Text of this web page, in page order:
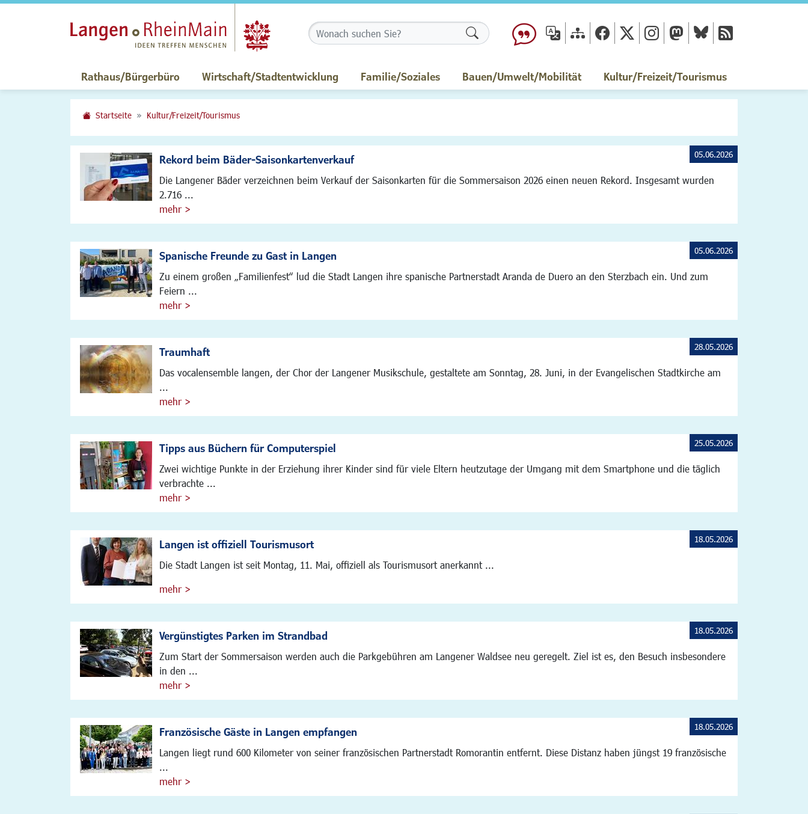
Formularschaltfläche
Rathaus/Bürgerbüro Wirtschaft/Stadtentwicklung Familie/Soziales Bauen/Umwelt/Mobilität Kultur/Freizeit/Tourismus
Startseite Kultur/Freizeit/Tourismus
Rekord beim Bäder-Saisonkartenverkauf
Die Langener Bäder verzeichnen beim Verkauf der Saisonkarten für die Sommersaison 2026 einen neuen Rekord. Insgesamt wurden
2.716 ...
mehr >
05.06.2026
Spanische Freunde zu Gast in Langen
Zu einem großen „Familienfest“ lud die Stadt Langen ihre spanische Partnerstadt Aranda de Duero an den Sterzbach ein. Und zum
Feiern ...
mehr >
05.06.2026
Traumhaft
Das vocalensemble langen, der Chor der Langener Musikschule, gestaltete am Sonntag, 28. Juni, in der Evangelischen Stadtkirche am
...
mehr >
28.05.2026
Tipps aus Büchern für Computerspiel
Zwei wichtige Punkte in der Erziehung ihrer Kinder sind für viele Eltern heutzutage der Umgang mit dem Smartphone und die täglich
verbrachte ...
mehr >
25.05.2026
Langen ist offiziell Tourismusort
Die Stadt Langen ist seit Montag, 11. Mai, offiziell als Tourismusort anerkannt ...
mehr >
18.05.2026
Vergünstigtes Parken im Strandbad
Zum Start der Sommersaison werden auch die Parkgebühren am Langener Waldsee neu geregelt. Ziel ist es, den Besuch insbesondere
in den ...
mehr >
18.05.2026
Französische Gäste in Langen empfangen
Langen liegt rund 600 Kilometer von seiner französischen Partnerstadt Romorantin entfernt. Diese Distanz haben jüngst 19 französische
...
mehr >
18.05.2026